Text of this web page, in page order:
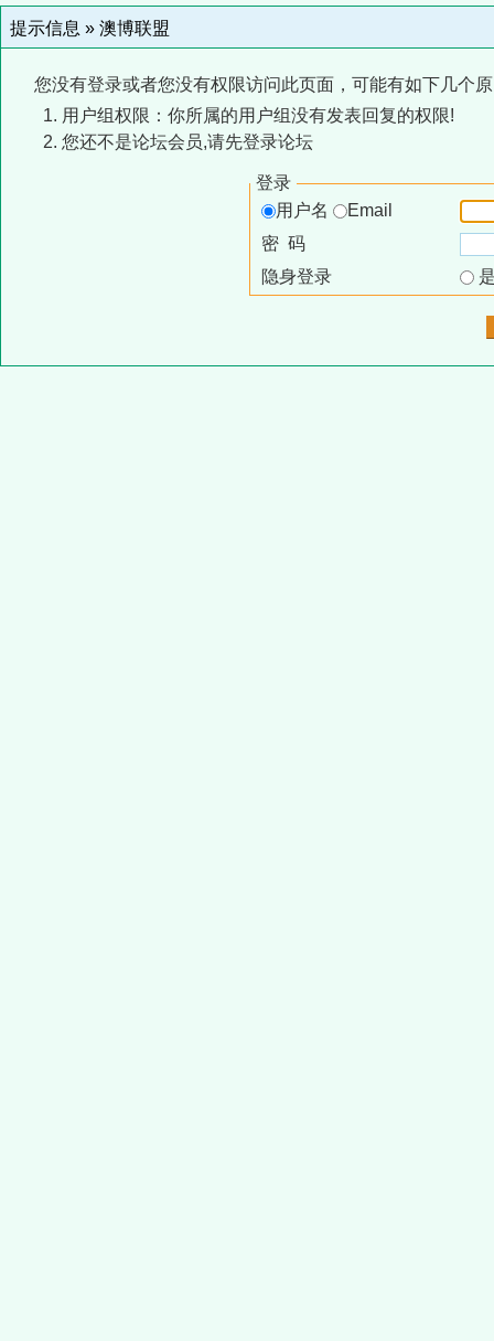
提示信息 » 澳博联盟
您没有登录或者您没有权限访问此页面，可能有如下几个
用户组权限：你所属的用户组没有发表回复的权限!
您还不是论坛会员,请先登录论坛
登录
用户名
Email
密 码
隐身登录